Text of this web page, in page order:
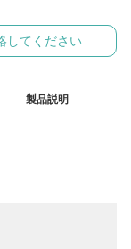
してください
製品説明